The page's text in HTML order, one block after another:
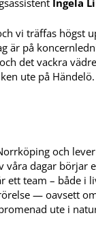
Ingela
vi träffas högst
är på
det vackra
ute på
och
våra dagar börjar
ett team – både i
— oavsett
ute i